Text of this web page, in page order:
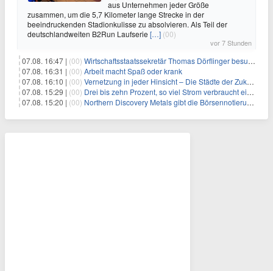
aus Unternehmen jeder Größe
zusammen, um die 5,7 Kilometer lange Strecke in der
beeindruckenden Stadionkulisse zu absolvieren. Als Teil der
deutschlandweiten B2Run Laufserie […] (00)
vor 7 Stunden
07.08. 16:47 | (00) Wirtschaftsstaatssekretär Thomas Dörflinger besucht Handwerksbetrieb im Kammerbezirk Freiburg
07.08. 16:31 | (00) Arbeit macht Spaß oder krank
07.08. 16:10 | (00) Vernetzung in jeder Hinsicht – Die Städte der Zukunft sind grün-blau
07.08. 15:29 | (00) Drei bis zehn Prozent, so viel Strom verbraucht ein Aufzug im Gebäude
07.08. 15:20 | (00) Northern Discovery Metals gibt die Börsennotierung an der Frankfurter Wertpapierbörse bekannt